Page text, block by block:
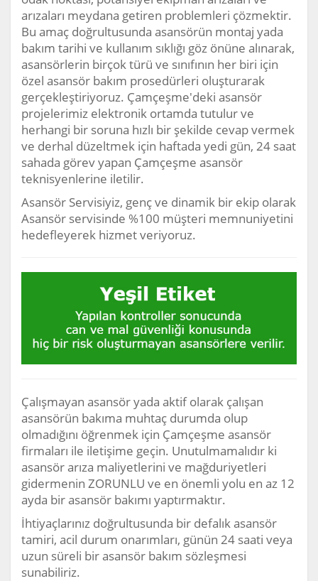
arızaları meydana getiren problemleri çözmektir.
Bu amaç doğrultusunda asansörün montaj yada
bakım tarihi ve kullanım sıklığı göz önüne alınarak,
asansörlerin birçok türü ve sınıfının her biri için
özel asansör bakım prosedürleri oluşturarak
gerçekleştiriyoruz. Çamçeşme'deki asansör
projelerimiz elektronik ortamda tutulur ve
herhangi bir soruna hızlı bir şekilde cevap vermek
ve derhal düzeltmek için haftada yedi gün, 24 saat
sahada görev yapan Çamçeşme asansör
teknisyenlerine iletilir.
Asansör Servisiyiz, genç ve dinamik bir ekip olarak
Asansör servisinde %100 müşteri memnuniyetini
hedefleyerek hizmet veriyoruz.
Çalışmayan asansör yada aktif olarak çalışan
asansörün bakıma muhtaç durumda olup
olmadığını öğrenmek için Çamçeşme asansör
firmaları ile iletişime geçin. Unutulmamalıdır ki
asansör arıza maliyetlerini ve mağduriyetleri
gidermenin ZORUNLU ve en önemli yolu en az 12
ayda bir asansör bakımı yaptırmaktır.
İhtiyaçlarınız doğrultusunda bir defalık asansör
tamiri, acil durum onarımları, günün 24 saati veya
uzun süreli bir asansör bakım sözleşmesi
sunabiliriz.